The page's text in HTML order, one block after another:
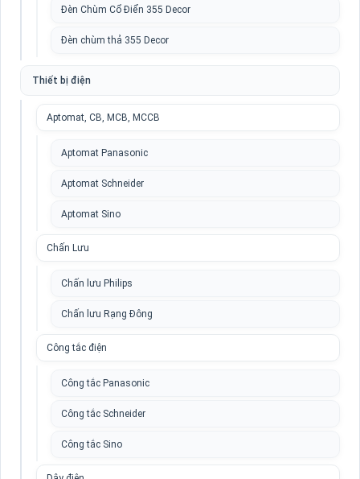
Đèn Chùm Cổ Điển 355 Decor
Đèn chùm thả 355 Decor
Thiết bị điện
Aptomat, CB, MCB, MCCB
Aptomat Panasonic
Aptomat Schneider
Aptomat Sino
Chấn Lưu
Chấn lưu Philips
Chấn lưu Rạng Đông
Công tắc điện
Công tắc Panasonic
Công tắc Schneider
Công tắc Sino